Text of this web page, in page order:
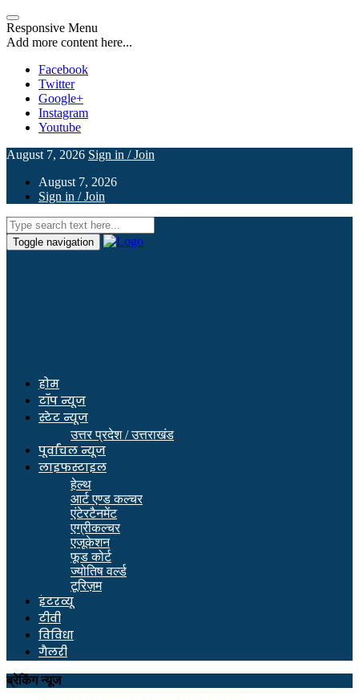
Responsive Menu
Add more content here...
Facebook
Twitter
Google+
Instagram
Youtube
August 7, 2026 Sign in / Join
August 7, 2026
Sign in / Join
Toggle navigation
होम
टॉप न्यूज
स्टेट न्यूज
उत्तर प्रदेश / उत्तराखंड
पूर्वांचल न्यूज
लाइफस्टाइल
हेल्थ
आर्ट एण्ड कल्चर
एंटेरटैनमेंट
एग्रीकल्चर
एजूकेशन
फूड कोर्ट
ज्योतिष वर्ल्ड
टूरिज़म
इंटरव्यू
टीवी
विविधा
गैलरी
ब्रेकिंग न्यूज